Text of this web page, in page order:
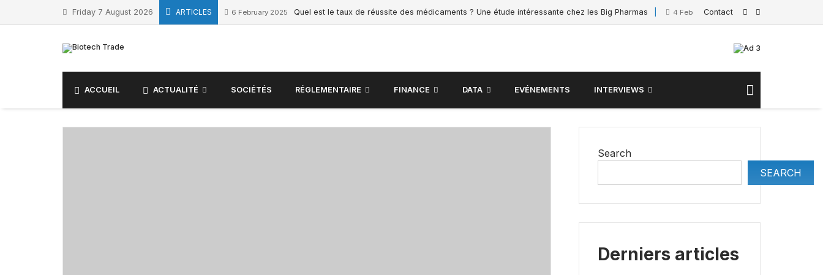
Friday 7 August 2026 ARTICLES 6 February 2025 Quel est le taux de réussite des médicaments ? Une étude intéressante chez les Big Pharmas 4 February 2025 Interview de Sacha
Contact
ACCUEIL ACTUALITÉ SOCIÉTÉS RÉGLEMENTAIRE FINANCE DATA EVÉNEMENTS INTERVIEWS
Search
SEARCH
Derniers articles